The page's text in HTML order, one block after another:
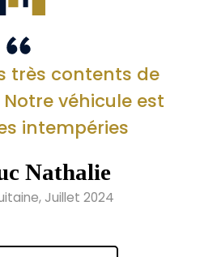
très contents de
véhicule est
intempéries
Nathalie
Juillet 2024